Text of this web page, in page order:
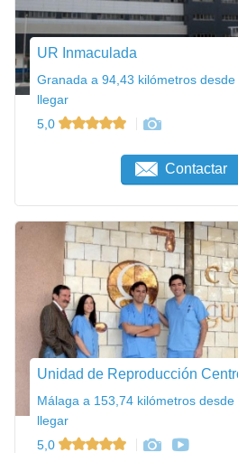
UR Inmaculada
Granada a 94,43 kilómetros
llegar
5,0
Contactar
Unidad de Reproducción
Málaga a 153,74 kilómetros
llegar
5,0